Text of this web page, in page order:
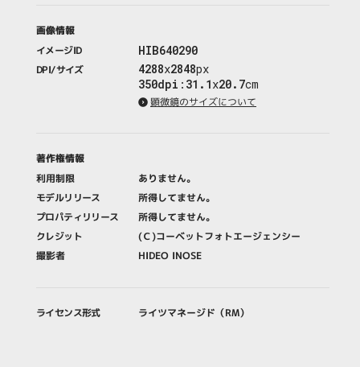
画像情報
イメージID
HIB640290
DPI/サイズ 4288x2848px
350dpi : 31.1x20.7cm
顕微鏡のサイズについて
著作権情報
利用制限
ありません。
モデルリリース
所得してません。
プロパティリリース
所得してません。
クレジット
(Ｃ)コーベットフォトエージェンシー
撮影者
HIDEO INOSE
ライセンス形式 ライツマネージド（RM）